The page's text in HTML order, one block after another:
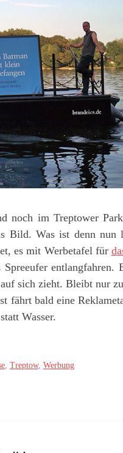
noch im Treptower
Bild. Was ist denn nun
es mit Werbetafel für
entlangfahren.
sich zieht. Bleibt nur
fährt bald eine
Wasser.
Treptow, Werbung